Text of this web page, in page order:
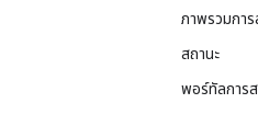
ภาพรวมกา
สถานะ
พอร์ทัลการ